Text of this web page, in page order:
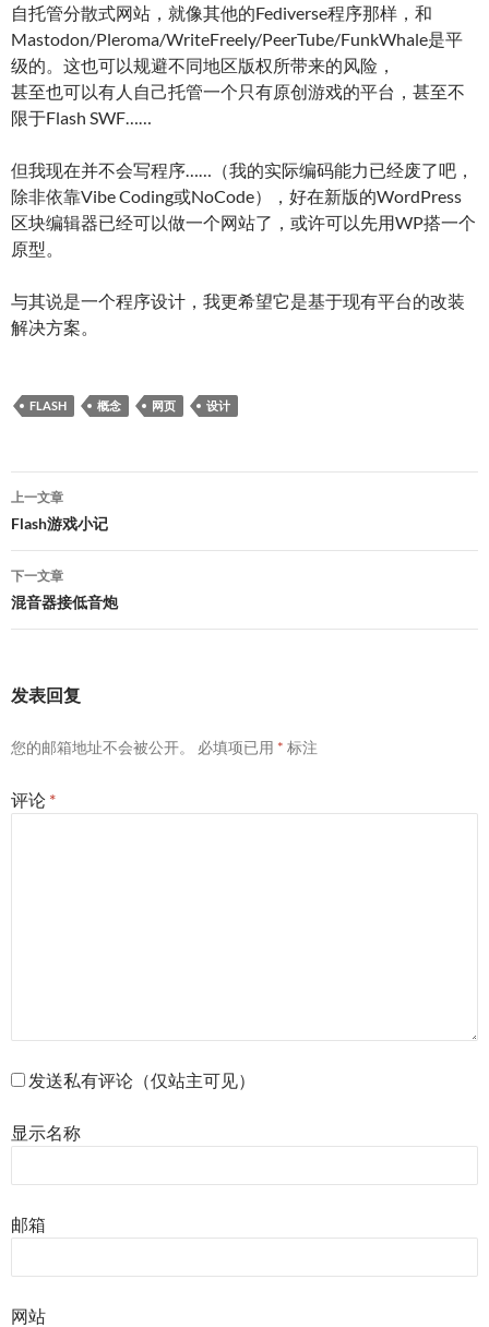
自托管分散式网站，就像其他的Fediverse程序那样，和
Mastodon/Pleroma/WriteFreely/PeerTube/FunkWhale是平
级的。这也可以规避不同地区版权所带来的风险，
甚至也可以有人自己托管一个只有原创游戏的平台，甚至不
限于Flash SWF……
但我现在并不会写程序……（我的实际编码能力已经废了吧，
除非依靠Vibe Coding或NoCode），好在新版的WordPress
区块编辑器已经可以做一个网站了，或许可以先用WP搭一个
原型。
与其说是一个程序设计，我更希望它是基于现有平台的改装
解决方案。
FLASH 概念 网页 设计
文
章
导
航
上一文章
Flash游戏小记
下一文章
混音器接低音炮
发表回复
您的邮箱地址不会被公开。 必填项已用 * 标注
评论 *
发送私有评论（仅站主可见）
显示名称
邮箱
网站